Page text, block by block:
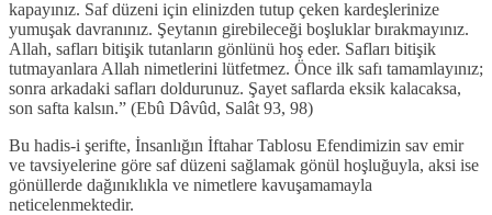
kapayınız. Saf düzeni için elinizden tutup çeken kardeşlerinize
yumuşak davranınız. Şeytanın girebileceği boşluklar bırakmayınız.
Allah, safları bitişik tutanların gönlünü hoş eder. Safları bitişik
tutmayanlara Allah nimetlerini lütfetmez. Önce ilk safı tamamlayınız;
sonra arkadaki safları doldurunuz. Şayet saflarda eksik kalacaksa,
son safta kalsın.” (Ebû Dâvûd, Salât 93, 98)
Bu hadis-i şerifte, İnsanlığın İftahar Tablosu Efendimizin sav emir
ve tavsiyelerine göre saf düzeni sağlamak gönül hoşluğuyla, aksi ise
gönüllerde dağınıklıkla ve nimetlere kavuşamamayla
neticelenmektedir.